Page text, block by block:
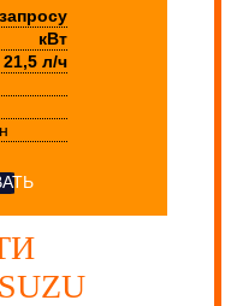
кВт
21,5 л/ч